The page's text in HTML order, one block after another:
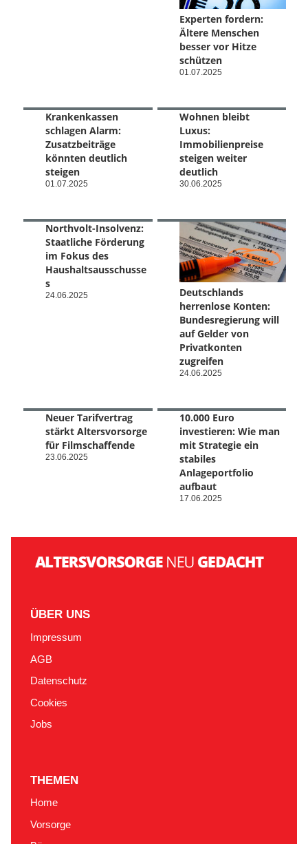
Experten fordern:
Ältere Menschen
besser vor Hitze
schützen
01.07.2025
Krankenkassen
schlagen Alarm:
Zusatzbeiträge
könnten deutlich
steigen
01.07.2025
Wohnen bleibt
Luxus:
Immobilienpreise
steigen weiter
deutlich
30.06.2025
Northvolt-Insolvenz:
Staatliche Förderung
im Fokus des
Haushaltsausschusse
s
24.06.2025
Deutschlands
herrenlose Konten:
Bundesregierung will
auf Gelder von
Privatkonten
zugreifen
24.06.2025
Neuer Tarifvertrag
stärkt Altersvorsorge
für Filmschaffende
23.06.2025
10.000 Euro
investieren: Wie man
mit Strategie ein
stabiles
Anlageportfolio
aufbaut
17.06.2025
ÜBER UNS
Impressum
AGB
Datenschutz
Cookies
Jobs
THEMEN
Home
Vorsorge